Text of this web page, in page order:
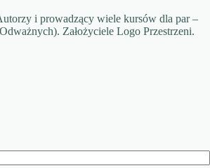
i prowadzący wiele kursów dla par –
Założyciele Logo Przestrzeni.